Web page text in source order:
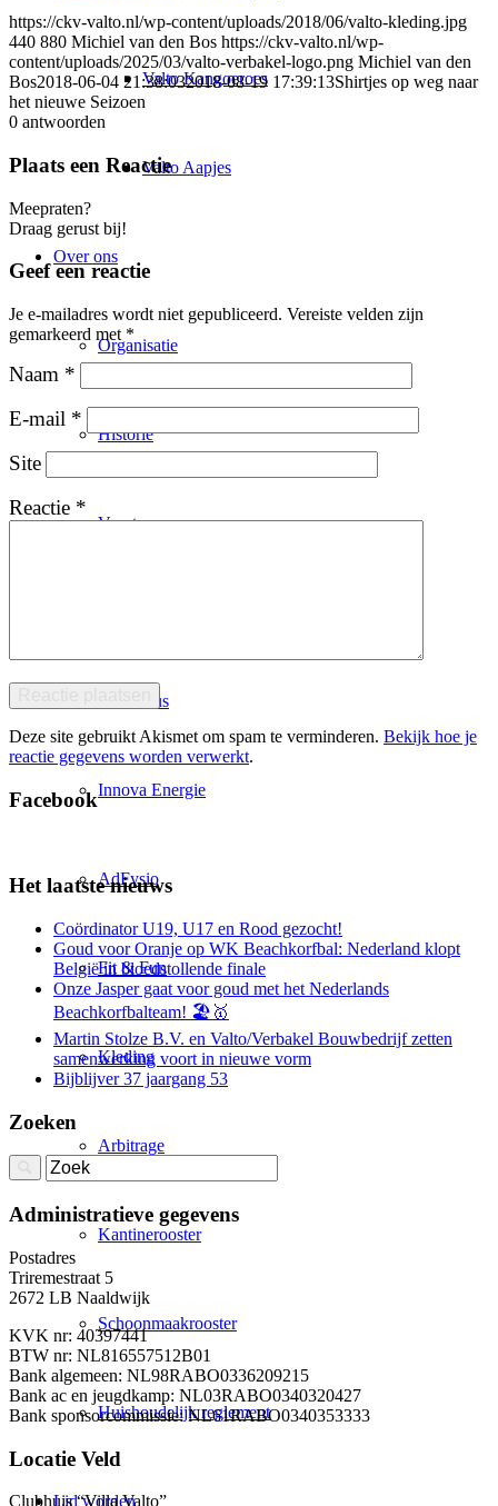
Valto Kangoeroes
Valto Aapjes
Over ons
Organisatie
Historie
Vacatures
Ideeënbus
Innova Energie
AdFysio
Fit & Fun
Kleding
Arbitrage
Kantinerooster
Schoonmaakrooster
Huishoudelijk reglement
Lid worden
https://ckv-valto.nl/wp-content/uploads/2018/06/valto-kleding.jpg
440 880 Michiel van den Bos https://ckv-valto.nl/wp-
content/uploads/2025/03/valto-verbakel-logo.png Michiel van den
Bos2018-06-04 21:38:032018-08-19 17:39:13Shirtjes op weg naar
het nieuwe Seizoen
0 antwoorden
Plaats een Reactie
Meepraten?
Draag gerust bij!
Geef een reactie
Je e-mailadres wordt niet gepubliceerd. Vereiste velden zijn
gemarkeerd met *
Naam *
E-mail *
Site
Reactie *
Deze site gebruikt Akismet om spam te verminderen. Bekijk hoe je
reactie gegevens worden verwerkt.
Facebook
Het laatste nieuws
Coördinator U19, U17 en Rood gezocht!
Goud voor Oranje op WK Beachkorfbal: Nederland klopt
België in bloedstollende finale
Onze Jasper gaat voor goud met het Nederlands
Beachkorfbalteam! 🏖️🥇
Martin Stolze B.V. en Valto/Verbakel Bouwbedrijf zetten
samenwerking voort in nieuwe vorm
Bijblijver 37 jaargang 53
Zoeken
Administratieve gegevens
Postadres
Triremestraat 5
2672 LB Naaldwijk
KVK nr: 40397441
BTW nr: NL816557512B01
Bank algemeen: NL98RABO0336209215
Bank ac en jeugdkamp: NL03RABO0340320427
Bank sponsorcommissie: NL61RABO0340353333
Locatie Veld
Clubhuis “Villa Valto”